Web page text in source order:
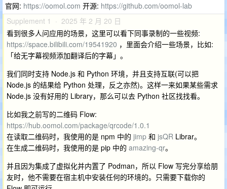
官网: https://oomol.com 开源: https://github.com/oomol-lab
Supplement 1 · 2025 年 2 月 20 日
看到很多人问应用的场景，这里可以看下同事录制的一些视频:
https://space.bilibili.com/19541920 ，里面会介绍一些场景，比如:
「给无字幕视频添加翻译后的字幕」。
我们同时支持 Node.js 和 Python 环境，并且支持互联(可以把
Node.js 的结果给 Python 处理，反之亦然)。这样一来如果某些需求
Node.js 没有好用的 Library，那么可以去 Python 社区找找看。
比如我之前写的二维码 Flow:
https://hub.oomol.com/package/qrcode/1.0.1
在读取二维码时，我使用的是 npm 中的 jimp 和 jsQR Librar。
在生成二维码时，我使用的是 pip 中的 amazing-qr。
并且因为集成了虚拟化并内置了 Podman，所以 Flow 写完分享给朋
友时，他不需要在宿主机中安装任何的环境的。只需要下载你的